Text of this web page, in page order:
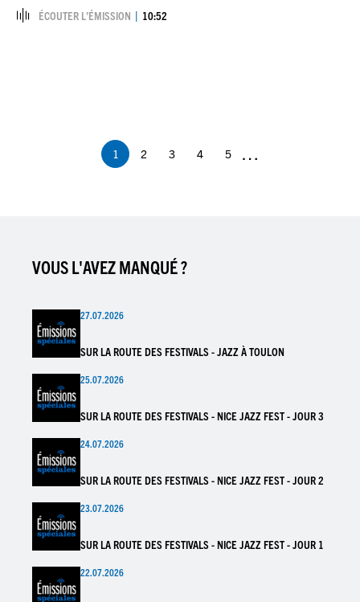
ÉCOUTER L’ÉMISSION 10:52
Page
courante
1 Page
2 Page
3 Page
4 Page
5 …
VOUS L'AVEZ MANQUÉ ?
27.07.2026
SUR LA ROUTE DES FESTIVALS - JAZZ À TOULON
25.07.2026
SUR LA ROUTE DES FESTIVALS - NICE JAZZ FEST - JOUR 3
24.07.2026
SUR LA ROUTE DES FESTIVALS - NICE JAZZ FEST - JOUR 2
23.07.2026
SUR LA ROUTE DES FESTIVALS - NICE JAZZ FEST - JOUR 1
22.07.2026